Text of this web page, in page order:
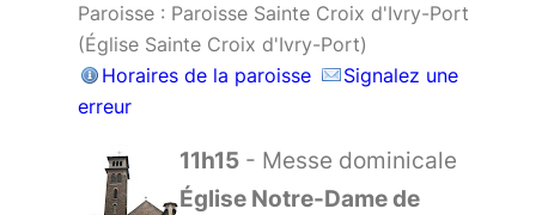
Paroisse : Paroisse Sainte Croix d'Ivry-Port
(Église Sainte Croix d'Ivry-Port)
Horaires de la paroisse
Signalez une
erreur
11h15 - Messe dominicale
Église Notre-Dame de